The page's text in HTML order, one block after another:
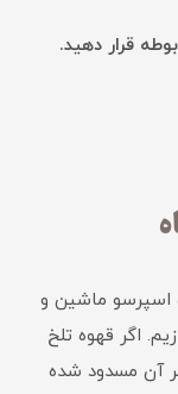
قرار دهید.
ماشین و
اگر قهوه تلخ
آن مسدود شده